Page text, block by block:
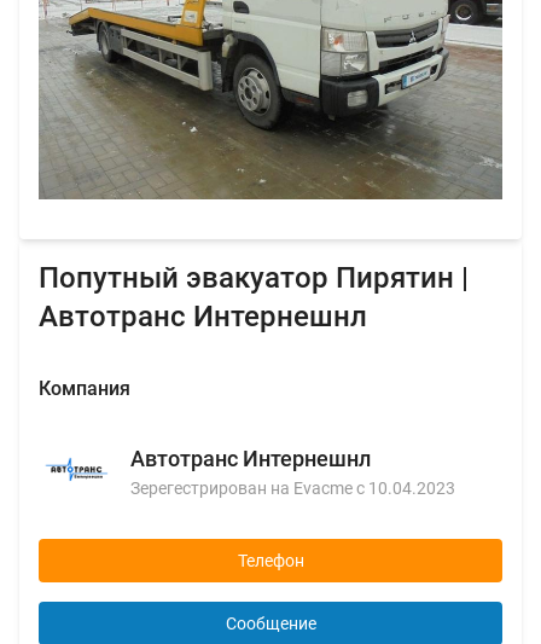
Попутный эвакуатор Пирятин |
Автотранс Интернешнл
Компания
Автотранс Интернешнл
Зерегестрирован на Evacme с 10.04.2023
Телефон
Сообщение